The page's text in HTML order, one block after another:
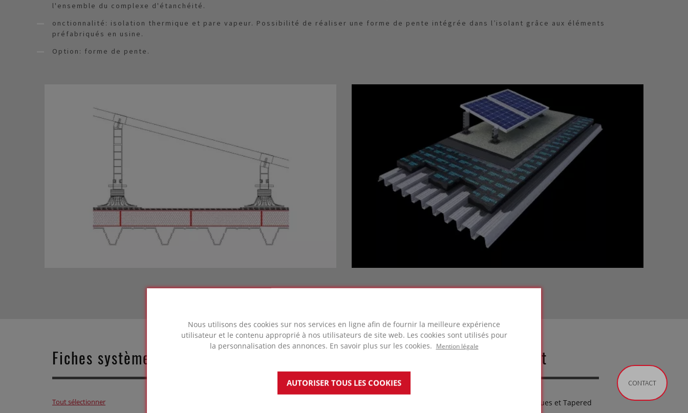
Nous utilisons des cookies sur nos services en ligne afin de fournir la meilleure expérience
utilisateur et le contenu approprié à nos utilisateurs de site web. Les cookies sont utilisés pour
la personnalisation des annonces. En savoir plus sur les cookies.
Mention légale
AUTORISER TOUS LES COOKIES
l'ensemble du complexe d'étanchéité.
onctionnalité: isolation thermique et pare vapeur. Possibilité de réaliser une forme de pente intégrée dans l’isolant grâce aux éléments
préfabriqués en usine.
Option: forme de pente.
Fiches systèmes
Tout sélectionner
validations
Environnement
SDS - Plaques et Tapered
CONTACT